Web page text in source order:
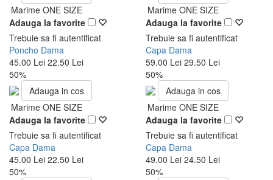
Marime ONE SIZE
Adauga la favorite
Trebuie sa fi autentificat
Poncho Dama
45.00 Lei 22.50 Lei
Marime ONE SIZE
Adauga la favorite
Trebuie sa fi autentificat
Capa Dama
59.00 Lei 29.50 Lei
50%
Adauga in cos
Marime ONE SIZE
Adauga la favorite
Trebuie sa fi autentificat
Capa Dama
45.00 Lei 22.50 Lei
50%
Adauga in cos
Marime ONE SIZE
Adauga la favorite
Trebuie sa fi autentificat
Capa Dama
49.00 Lei 24.50 Lei
50%
50%